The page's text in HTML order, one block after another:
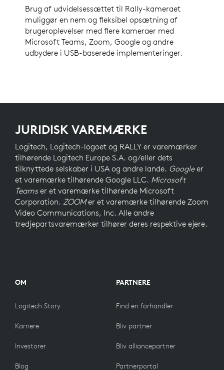
Brug af udvidelsessættet til Rally-kameraet
muliggør en nem og fleksibel opsætning af
brugeroplevelser med flere kameraer med
Microsoft Teams, Zoom, Google og andre
udbydere i USB-baserede implementeringer.
JURIDISK VAREMÆRKE
Logitech, Logitech-logoet og RALLY er varemærker
tilhørende Logitech Europe S.A. og/eller dets
tilknyttede selskaber i USA og andre lande. Googleer
et varemærke tilhørende Google LLC. Microsoft
Teamser et varemærke tilhørende Microsoft
Corporation. ZOOMer et varemærke tilhørende Zoom
Video Communications, Inc. Alle andre
tredjepartsvaremærker tilhører deres respektive ejere.
OM
Logitech Story
Karriere
Investorer
Blog
PARTNERE
Find en forhandler
Bliv partner
Bliv alliancepartner
Partnerportal